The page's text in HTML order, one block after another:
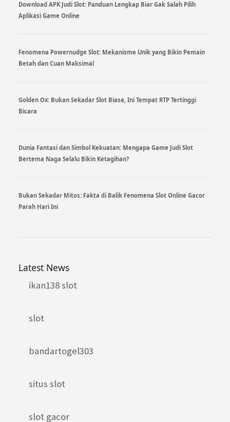
Download APK Judi Slot: Panduan Lengkap Biar Gak Salah Pilih
Aplikasi Game Online
Fenomena Powernudge Slot: Mekanisme Unik yang Bikin Pemain
Betah dan Cuan Maksimal
Golden Ox: Bukan Sekadar Slot Biasa, Ini Tempat RTP Tertinggi
Bicara
Dunia Fantasi dan Simbol Kekuatan: Mengapa Game Judi Slot
Bertema Naga Selalu Bikin Ketagihan?
Bukan Sekadar Mitos: Fakta di Balik Fenomena Slot Online Gacor
Parah Hari Ini
Latest News
ikan138 slot
slot
bandartogel303
situs slot
slot gacor